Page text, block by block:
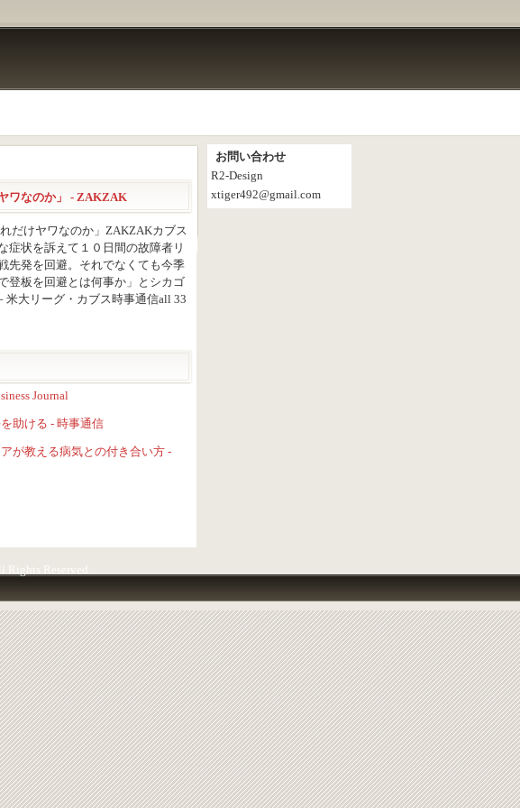
ワなのか」 - ZAKZAK
だけヤワなのか」ZAKZAKカブス
症状を訴えて１０日間の故障者リ
先発を回避。それでなくても今季
登板を回避とは何事か」とシカゴ
米大リーグ・カブス時事通信all 33
Journal
助ける - 時事通信
が教える病気との付き合い方 -
お問い合わせ
R2-Design
xtiger492@gmail.com
Reserved.